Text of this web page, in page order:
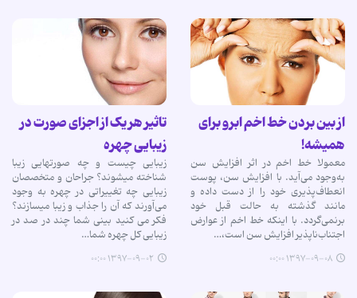
از بین بردن خط اخم ابرو برای
همیشه!
معمولا خط اخم در اثر افزایش سن
به‌وجود می‌آید. با افزایش سن، پوست
انعطاف‌پذیری خود را از دست داده و
مانند گذشته به حالت قبل خود
برنمی‌گردد. با اینکه خط اخم از عوارض
اجتناب‌ناپذیر افزایش سن است،…
۱۳۹۷-۰۹-۰۸ ۰۰:۰۰
تاثیر هر یک از اجزای صورت در
زیبایی چهره
زیبایی چیست و چه صورتهایی زیبا
شناخته میشوند؟ جراحان و متخصصان
زیبایی چه تغییراتی در چهره به وجود
می‌آورند که آن را جذاب و زیبا میسازند؟
فکر می کنید بینی شما چند در صد در
زیبایی کل چهره شما…
۱۳۹۷-۰۹-۰۲ ۰۰:۰۰